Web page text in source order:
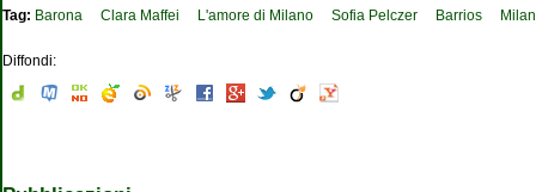
Tag: Barona Clara Maffei L'amore di Milano Sofia Pelczer Barrios
Diffondi: